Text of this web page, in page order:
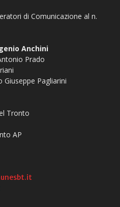
di Comunicazione al n.
Anchini
Prado
Pagliarini
Tronto
AP